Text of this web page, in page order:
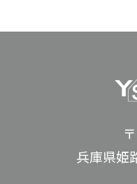
兵庫県姫